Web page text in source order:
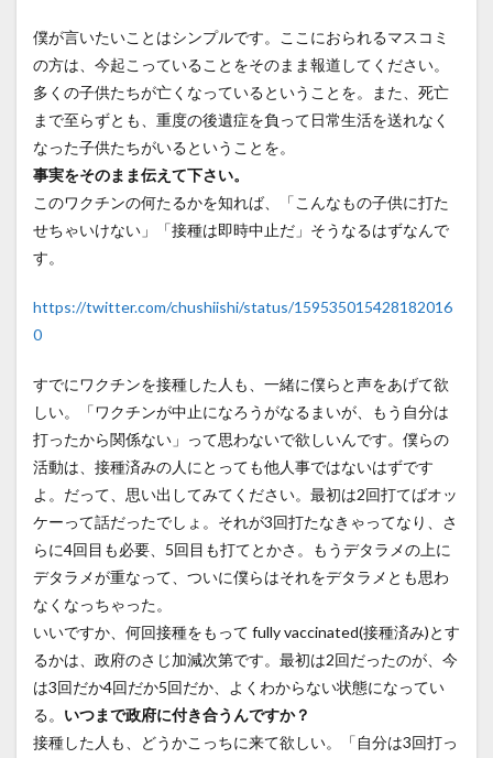
僕が言いたいことはシンプルです。ここにおられるマスコミ
の方は、今起こっていることをそのまま報道してください。
多くの子供たちが亡くなっているということを。また、死亡
まで至らずとも、重度の後遺症を負って日常生活を送れなく
なった子供たちがいるということを。
事実をそのまま伝えて下さい。
このワクチンの何たるかを知れば、「こんなもの子供に打た
せちゃいけない」「接種は即時中止だ」そうなるはずなんで
す。
https://twitter.com/chushiishi/status/159535015428182016
0
すでにワクチンを接種した人も、一緒に僕らと声をあげて欲
しい。「ワクチンが中止になろうがなるまいが、もう自分は
打ったから関係ない」って思わないで欲しいんです。僕らの
活動は、接種済みの人にとっても他人事ではないはずです
よ。だって、思い出してみてください。最初は2回打てばオッ
ケーって話だったでしょ。それが3回打たなきゃってなり、さ
らに4回目も必要、5回目も打てとかさ。もうデタラメの上に
デタラメが重なって、ついに僕らはそれをデタラメとも思わ
なくなっちゃった。
いいですか、何回接種をもって fully vaccinated(接種済み)とす
るかは、政府のさじ加減次第です。最初は2回だったのが、今
は3回だか4回だか5回だか、よくわからない状態になってい
る。 いつまで政府に付き合うんですか？
接種した人も、どうかこっちに来て欲しい。「自分は3回打っ